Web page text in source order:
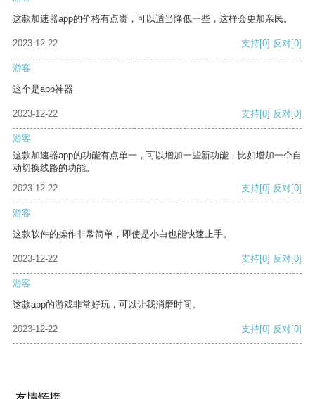
这款加速器app的价格有点贵，可以适当降低一些，这样会更加亲民。
2023-12-22 支持[0] 反对[0]
游客
这个是app神器
2023-12-22 支持[0] 反对[0]
游客
这款加速器app的功能有点单一，可以增加一些新功能，比如增加一个自
动切换线路的功能。
2023-12-22
支持[0] 反对[0]
游客
这款软件的操作非常简单，即使是小白也能快速上手。
2023-12-22 支持[0] 反对[0]
游客
这款app的游戏非常好玩，可以让我消磨时间。
2023-12-22 支持[0] 反对[0]